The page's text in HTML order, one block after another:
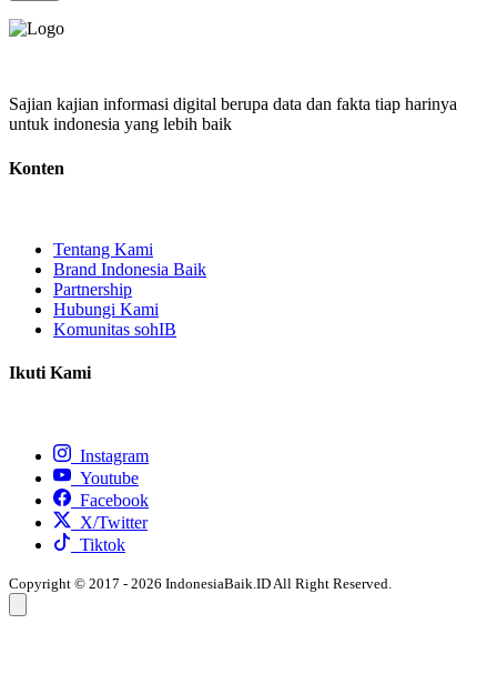
Sajian kajian informasi digital berupa data dan fakta tiap harinya
untuk indonesia yang lebih baik
Konten
Tentang Kami
Brand Indonesia Baik
Partnership
Hubungi Kami
Komunitas sohIB
Ikuti Kami
Instagram
Youtube
Facebook
X/Twitter
Tiktok
Copyright © 2017 - 2026 IndonesiaBaik.ID All Right Reserved.